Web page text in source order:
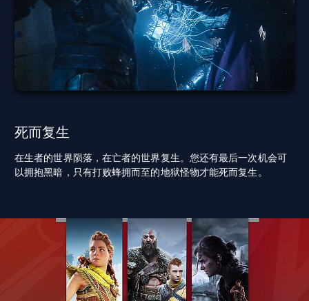
死而复生
在生者的世界陨落，在亡者的世界复生。您还有最后一次机会可
以拥抱黑暗，只有打败蜂拥而至的地狱怪物才能死而复生。